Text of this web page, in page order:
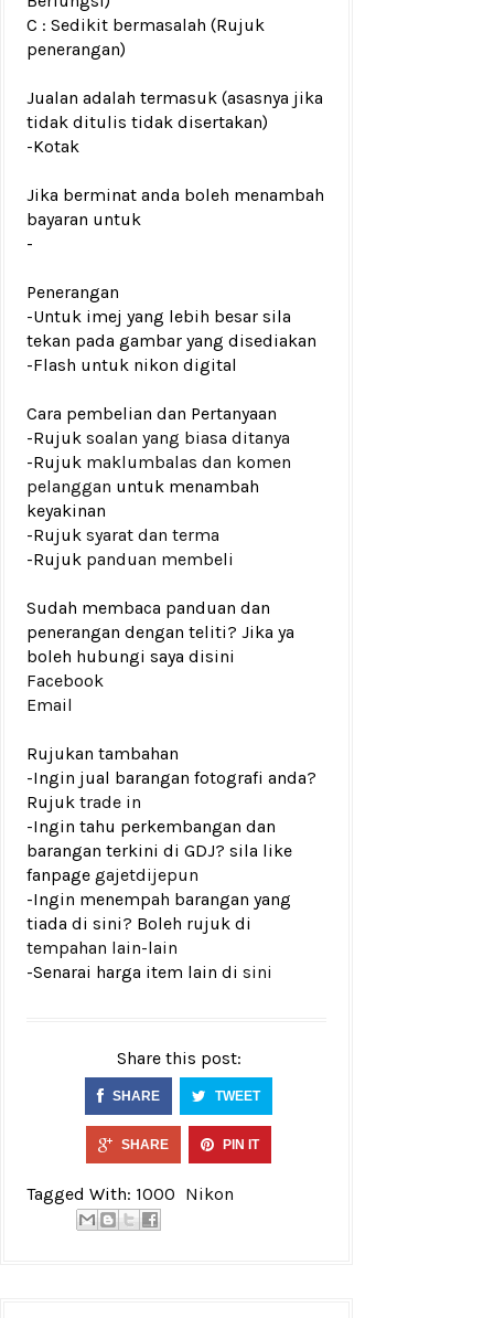
C : Sedikit bermasalah (Rujuk
penerangan)
Jualan adalah termasuk (asasnya jika
tidak ditulis tidak disertakan)
-Kotak
Jika berminat anda boleh menambah
bayaran untuk
-
Penerangan
-Untuk imej yang lebih besar sila
tekan pada gambar yang disediakan
-Flash untuk nikon digital
Cara pembelian dan Pertanyaan
-Rujuk soalan yang biasa ditanya
-Rujuk maklumbalas dan komen
pelanggan untuk menambah
keyakinan
-Rujuk syarat dan terma
-Rujuk panduan membeli
Sudah membaca panduan dan
penerangan dengan teliti? Jika ya
boleh hubungi saya disini
Facebook
Email
Rujukan tambahan
-Ingin jual barangan fotografi anda?
Rujuk trade in
-Ingin tahu perkembangan dan
barangan terkini di GDJ? sila like
fanpage gajetdijepun
-Ingin menempah barangan yang
tiada di sini? Boleh rujuk di
tempahan lain-lain
-Senarai harga item lain di sini
Share this post:
SHARE TWEET
SHARE PIN IT
Tagged With: 1000 Nikon